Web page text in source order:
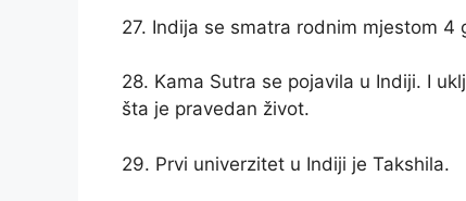
27. Indija se smatra rodnim mjestom 4
28. Kama Sutra se pojavila u Indiji. I
šta je pravedan život.
29. Prvi univerzitet u Indiji je Takshila.